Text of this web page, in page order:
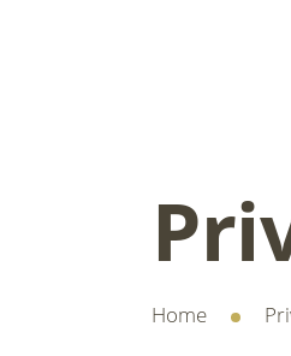
Home